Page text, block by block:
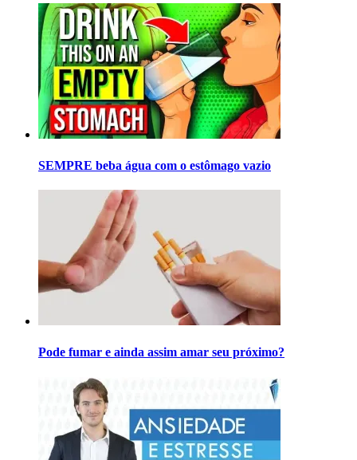
SEMPRE beba água com o estômago vazio
Pode fumar e ainda assim amar seu próximo?